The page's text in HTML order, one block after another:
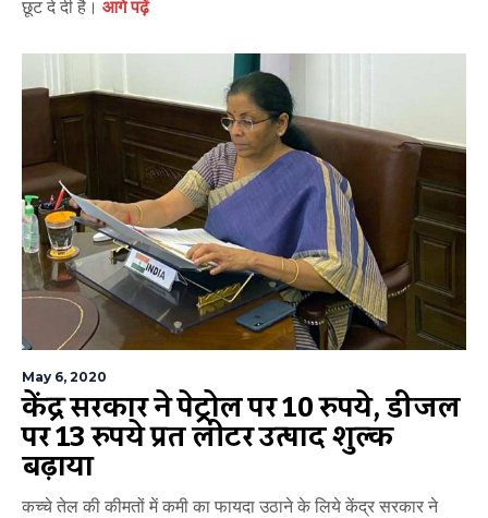
छूट दे दी है। आगे पढ़ें
May 6, 2020
केंद्र सरकार ने पेट्रोल पर 10 रुपये, डीजल
पर 13 रुपये प्रति लीटर उत्पाद शुल्क
बढ़ाया
कच्चे तेल की कीमतों में कमी का फायदा उठाने के लिये केंद्र सरकार ने